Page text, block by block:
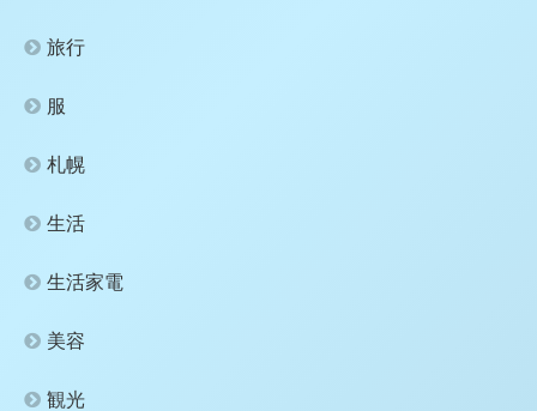
旅行
服
札幌
生活
生活家電
美容
観光